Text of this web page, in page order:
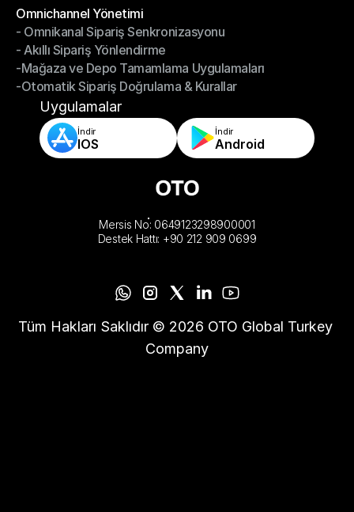
Omnichannel Yönetimi
Omnichannel Yönetimi
- Omnikanal Sipariş Senkronizasyonu
- Omnikanal Sipariş Senkronizasyonu
- Akıllı Sipariş Yönlendirme
- Akıllı Sipariş Yönlendirme
-Mağaza ve Depo Tamamlama Uygulamaları
-Mağaza ve Depo Tamamlama Uygulamaları
-Otomatik Sipariş Doğrulama & Kurallar
-Otomatik Sipariş Doğrulama & Kurallar
Uygulamalar
İndir
IOS
İndir
Android
Mersis No: 0649123298900001
Destek Hattı: +90 212 909 0699
Tüm Hakları Saklıdır © 2026 OTO Global Turkey
Company